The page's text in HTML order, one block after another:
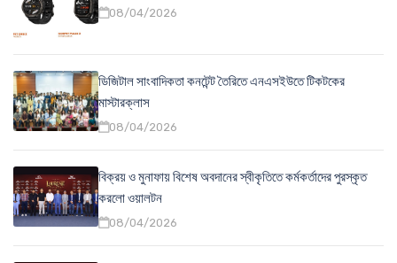
08/04/2026
ডিজিটাল সাংবাদিকতা কনটেন্ট তৈরিতে এনএসইউতে টিকটকের
মাস্টারক্লাস
08/04/2026
বিক্রয় ও মুনাফায় বিশেষ অবদানের স্বীকৃতিতে কর্মকর্তাদের পুরস্কৃত
করলো ওয়ালটন
08/04/2026